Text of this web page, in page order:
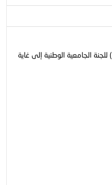
تمديد آجال إيداع ملفات الترشح بعنوان الدورة الرابعة والخمسون (54) للجنة الجامعية الوطنية إلى غاية